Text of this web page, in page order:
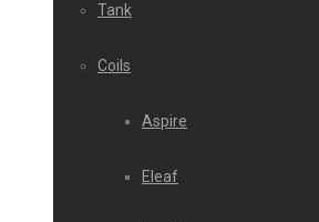
Tank
Coils
Aspire
Eleaf